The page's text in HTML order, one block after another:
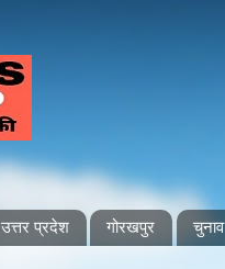
उत्तर प्रदेश गोरखपुर चुनाव